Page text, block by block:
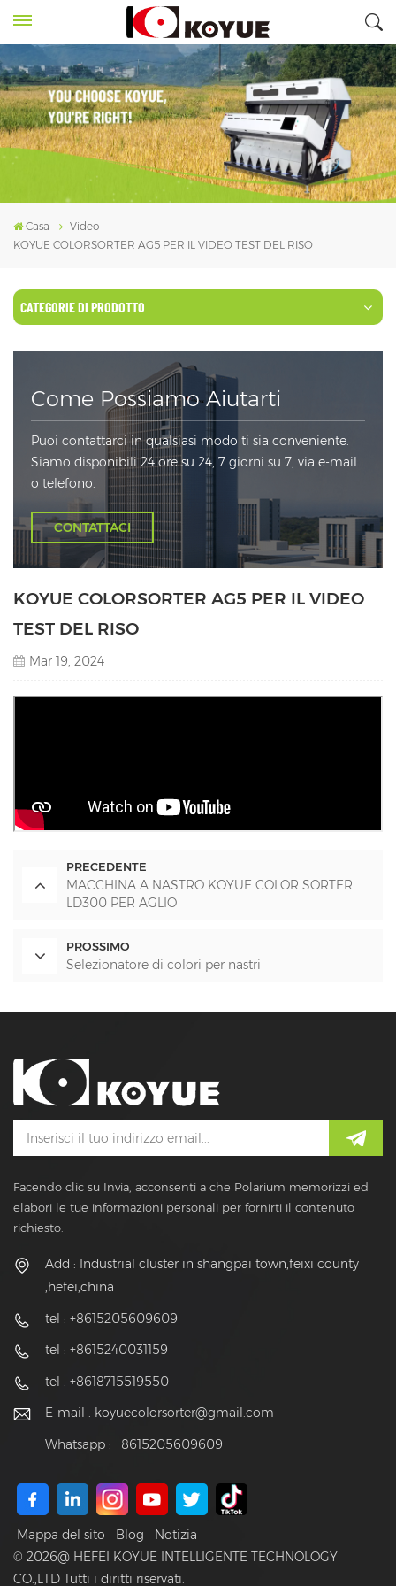
Casa
Video
KOYUE COLORSORTER AG5 PER IL VIDEO TEST DEL RISO
CATEGORIE DI PRODOTTO
Come Possiamo Aiutarti
Puoi contattarci in qualsiasi modo ti sia conveniente.
Siamo disponibili 24 ore su 24, 7 giorni su 7, via e-mail
o telefono.
CONTATTACI
KOYUE COLORSORTER AG5 PER IL VIDEO
TEST DEL RISO
Mar 19, 2024
PRECEDENTE
MACCHINA A NASTRO KOYUE COLOR SORTER
LD300 PER AGLIO
PROSSIMO
Selezionatore di colori per nastri
Facendo clic su Invia, acconsenti a che Polarium memorizzi ed
elabori le tue informazioni personali per fornirti il contenuto
richiesto.
Add : Industrial cluster in shangpai town,feixi county
,hefei,china
tel : +8615205609609
tel : +8615240031159
tel : +8618715519550
E-mail : koyuecolorsorter@gmail.com
Whatsapp : +8615205609609
Mappa del sito Blog
Notizia
© 2026@ HEFEI KOYUE INTELLIGENTE TECHNOLOGY
CO.,LTD Tutti i diritti riservati.